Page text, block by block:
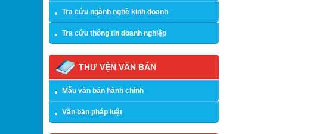
Tra cứu ngành nghề kinh doanh
Tra cứu thông tin doanh nghiệp
THƯ VỆN VĂN BẢN
Mẫu văn bản hành chính
Văn bản pháp luật